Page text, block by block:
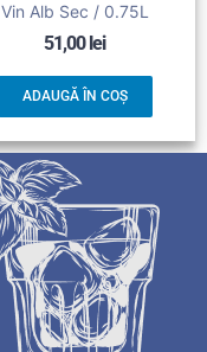
Vin Alb Sec / 0.75L
51,00 lei
ADAUGĂ ÎN COȘ